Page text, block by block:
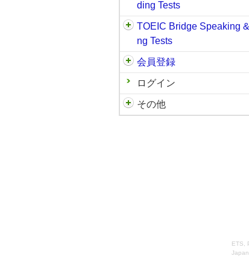
ding Tests
TOEIC Bridge Speaking
ng Tests
会員登録
ログイン
その他
ETS,